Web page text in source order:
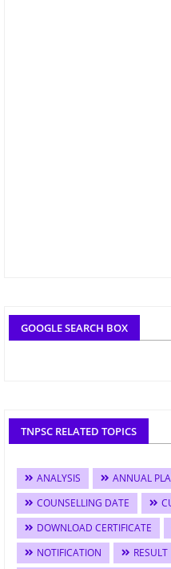
GOOGLE SEARCH BOX
TNPSC RELATED TOPICS
ANALYSIS ANNUAL
COUNSELLING DATE
DOWNLOAD CERTIFICATE
NOTIFICATION
RESULT